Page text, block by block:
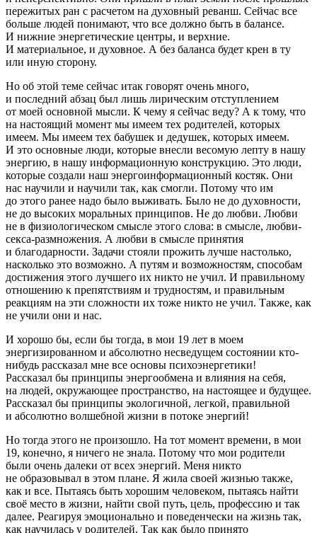
пережитых ран с расчетом на духовный реванш. Сейчас все
больше людей понимают, что все должно быть в балансе.
И нижние энергетические центры, и верхние.
И материальное, и духовное. А без баланса будет крен в ту
или иную сторону.
Но об этой теме сейчас итак говорят очень много,
и последний абзац был лишь лирическим отступлением
от моей основной мысли. К чему я сейчас веду? А к тому, что
на настоящий момент мы имеем тех родителей, которых
имеем. Мы имеем тех бабушек и дедушек, которых имеем.
И это основные люди, которые внесли весомую лепту в нашу
энергию, в нашу информационную конструкцию. Это люди,
которые создали наш энергоинформационный костяк. Они
нас научили и научили так, как смогли. Потому что им
до этого ранее надо было выживать. Было не до духовности,
не до высоких моральных принципов. Не до любви. Любви
не в физиологическом смысле этого слова: в смысле, любви-
секса-размножения. А любви в смысле принятия
и благодарности. Задачи стояли прожить лучше настолько,
насколько это возможно. А путям и возможностям, способам
достижения этого лучшего их никто не учил. И правильному
отношению к препятствиям и трудностям, и правильным
реакциям на эти сложности их тоже никто не учил. Также, как
не учили они и нас.
И хорошо бы, если бы тогда, в мои 19 лет в моем
энергизированном и абсолютно несведущем состоянии кто-
нибудь рассказал мне все основы психоэнергетики!
Рассказал бы принципы энергообмена и влияния на себя,
на людей, окружающее пространство, на настоящее и будущее.
Рассказал бы принципы экологичной, легкой, правильной
и абсолютно волшебной жизни в потоке энергий!
Но тогда этого не произошло. На тот момент времени, в мои
19, конечно, я ничего не знала. Потому что мои родители
были очень далеки от всех энергий. Меня никто
не образовывал в этом плане. Я жила своей жизнью также,
как и все. Пытаясь быть хорошим человеком, пытаясь найти
своё место в жизни, найти свой путь, цель, профессию и так
далее. Реагируя эмоционально и поведенчески на жизнь так,
как научилась у родителей. Так как было принято